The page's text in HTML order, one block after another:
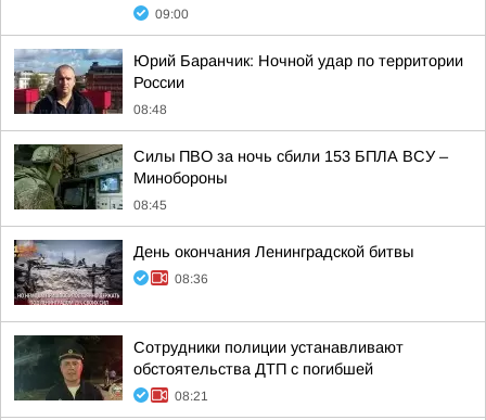
09:00
Юрий Баранчик: Ночной удар по территории
России
08:48
Силы ПВО за ночь сбили 153 БПЛА ВСУ –
Минобороны
08:45
День окончания Ленинградской битвы
08:36
Сотрудники полиции устанавливают
обстоятельства ДТП с погибшей
08:21